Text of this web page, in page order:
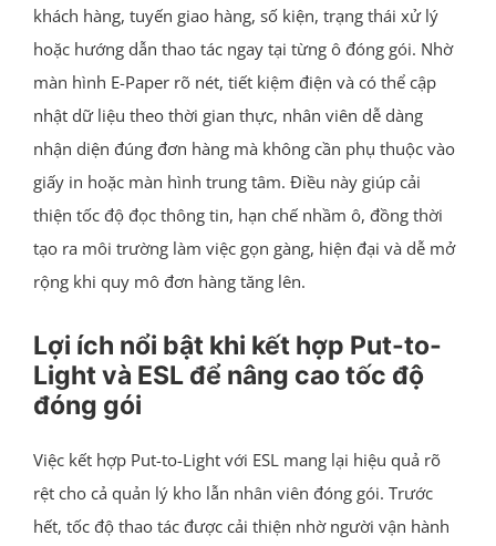
khách hàng, tuyến giao hàng, số kiện, trạng thái xử lý
hoặc hướng dẫn thao tác ngay tại từng ô đóng gói. Nhờ
màn hình E-Paper rõ nét, tiết kiệm điện và có thể cập
nhật dữ liệu theo thời gian thực, nhân viên dễ dàng
nhận diện đúng đơn hàng mà không cần phụ thuộc vào
giấy in hoặc màn hình trung tâm. Điều này giúp cải
thiện tốc độ đọc thông tin, hạn chế nhầm ô, đồng thời
tạo ra môi trường làm việc gọn gàng, hiện đại và dễ mở
rộng khi quy mô đơn hàng tăng lên.
Lợi ích nổi bật khi kết hợp Put-to-
Light và ESL để nâng cao tốc độ
đóng gói
Việc kết hợp Put-to-Light với ESL mang lại hiệu quả rõ
rệt cho cả quản lý kho lẫn nhân viên đóng gói. Trước
hết, tốc độ thao tác được cải thiện nhờ người vận hành